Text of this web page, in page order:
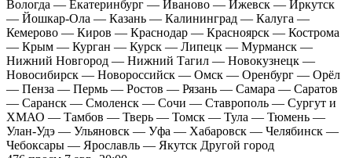
Вологда — Екатеринбург — Иваново — Ижевск — Иркутск
— Йошкар-Ола — Казань — Калининград — Калуга —
Кемерово — Киров — Краснодар — Красноярск — Кострома
— Крым — Курган — Курск — Липецк — Мурманск —
Нижний Новгород — Нижний Тагил — Новокузнецк —
Новосибирск — Новороссийск — Омск — Оренбург — Орёл
— Пенза — Пермь — Ростов — Рязань — Самара — Саратов
— Саранск — Смоленск — Сочи — Ставрополь — Сургут и
ХМАО — Тамбов — Тверь — Томск — Тула — Тюмень —
Улан-Удэ — Ульяновск — Уфа — Хабаровск — Челябинск —
Чебоксары — Ярославль — Якутск Другой город